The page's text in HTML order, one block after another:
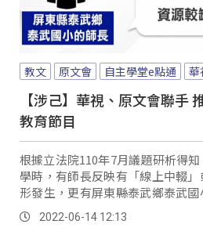
教文 原文會 自主學堂e點通 華
【涉己】華視、原文會聯手
教育節目
根據立法院110年7月議題研析得
學時，有師長反映有「線上中輟
形發生，更有屏東縣泰武鄉泰武國
之際，把幾位資源較缺乏的學生帶
為家中沒有網路或電腦設備等情形
2022-06-14 12:13